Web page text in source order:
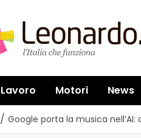
Lavoro Motori News
/ Google porta la musica